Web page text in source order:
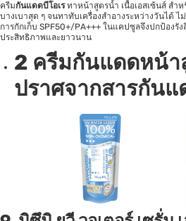
ครีมกันแดดบีโอเรทาหน้าสูตรน้ำ เนื้อเอสเซ้นส์ สำ
บางเบาสุด ๆ จนทาทับเครื่องสำอางระหว่างวันได้
การกักเก็บ SPF50+/PA+++ ในแคปซูลจึงปกป้องรัง
ประสิทธิภาพและยาวนาน
2 ครีมกันแดดหน้า
ปราศจากสารกันแ